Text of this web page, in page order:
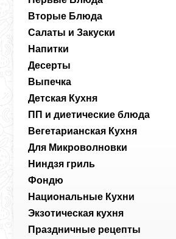
Вторые Блюда
Салаты и Закуски
Напитки
Десерты
Выпечка
Детская Кухня
ПП и диетические блюда
Вегетарианская Кухня
Для Микроволновки
Ниндзя гриль
Фондю
Национальные Кухни
Экзотическая кухня
Праздничные рецепты